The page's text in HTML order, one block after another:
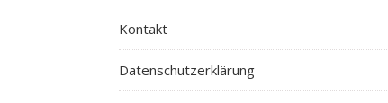
Kontakt
Datenschutzerklärung